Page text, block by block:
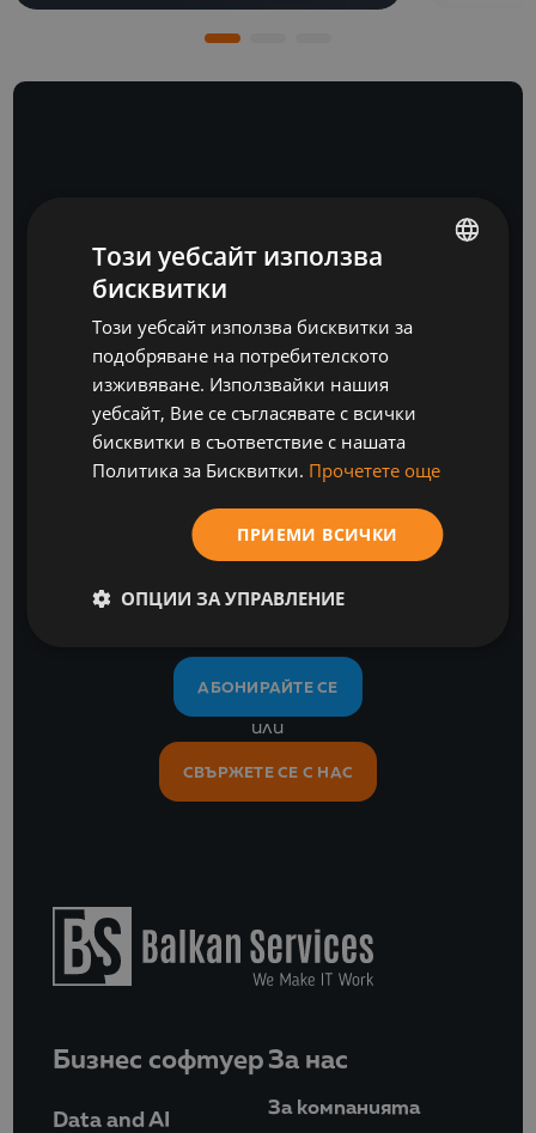
Бъдете крачка
напред
АБОНИРАЙТЕ СЕ
или
СВЪРЖЕТЕ СЕ С НАС
Бизнес софтуер
Data and AI
За нас
За компанията
ENGLISH
Този уебсайт използва
бисквитки
Този уебсайт използва бисквитки за
подобряване на потребителското
изживяване. Използвайки нашия
уебсайт, Вие се съгласявате с всички
бисквитки в съответствие с нашата
Политика за Бисквитки. Прочетете още
ПРИЕМИ ВСИЧКИ
ОПЦИИ ЗА УПРАВЛЕНИЕ